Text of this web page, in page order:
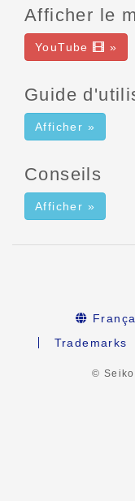
Afficher le
YouTube »
Guide
Afficher »
Conseils
Afficher »
Trademarks
©